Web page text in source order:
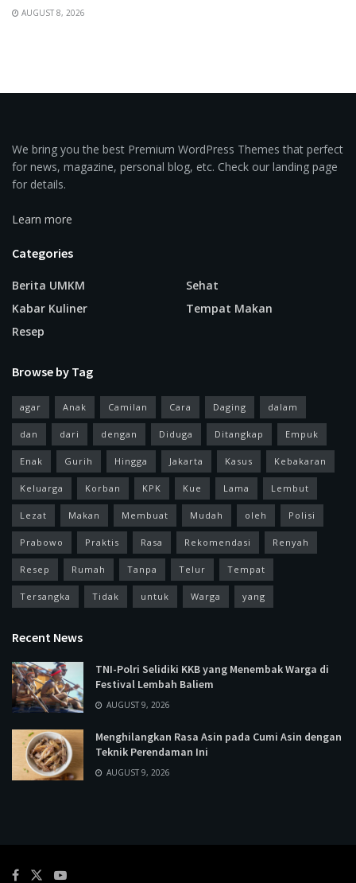
AUGUST 8, 2026
We bring you the best Premium WordPress Themes that perfect
for news, magazine, personal blog, etc. Check our landing page
for details.
Learn more
Categories
Berita UMKM
Kabar Kuliner
Resep
Sehat
Tempat Makan
Browse by Tag
agar Anak Camilan Cara Daging dalam
dan dari dengan Diduga Ditangkap Empuk
Enak Gurih Hingga Jakarta Kasus Kebakaran
Keluarga Korban KPK Kue Lama Lembut
Lezat Makan Membuat Mudah oleh Polisi
Prabowo Praktis Rasa Rekomendasi Renyah
Resep Rumah Tanpa Telur Tempat
Tersangka Tidak untuk Warga yang
Recent News
TNI-Polri Selidiki KKB yang Menembak Warga di
Festival Lembah Baliem
AUGUST 9, 2026
Menghilangkan Rasa Asin pada Cumi Asin dengan
Teknik Perendaman Ini
AUGUST 9, 2026